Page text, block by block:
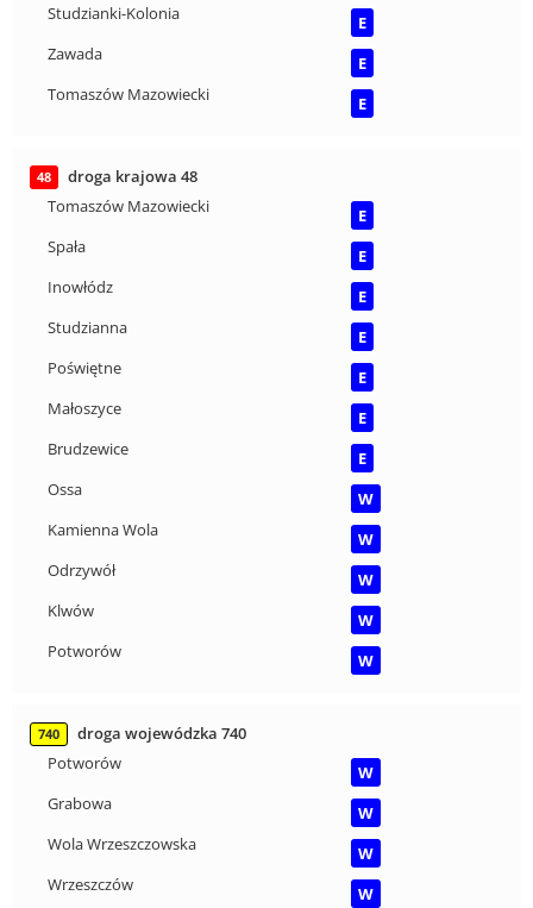
Studzianki-Kolonia
E
Zawada
E
Tomaszów Mazowiecki
E
48
droga krajowa 48
Tomaszów Mazowiecki
E
Spała
E
Inowłódz
E
Studzianna
E
Poświętne
E
Małoszyce
E
Brudzewice
E
Ossa
W
Kamienna Wola
W
Odrzywół
W
Klwów
W
Potworów
W
740
droga wojewódzka 740
Potworów
W
Grabowa
W
Wola Wrzeszczowska
W
Wrzeszczów
W